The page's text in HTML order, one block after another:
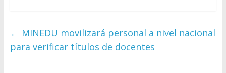
← MINEDU movilizará personal a nivel nacional
para verificar títulos de docentes